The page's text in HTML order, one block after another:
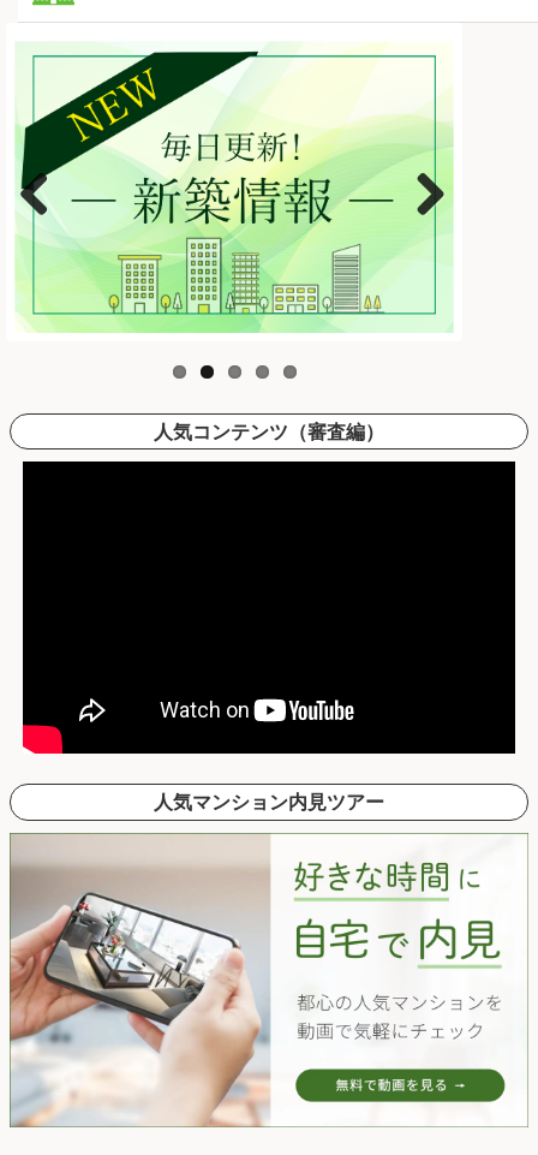
Previous
人気コンテンツ（審査編）
人気マンション内見ツアー